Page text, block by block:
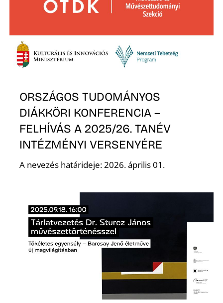
ORSZÁGOS TUDOMÁNYOS
DIÁKKÖRI KONFERENCIA –
FELHÍVÁS A 2025/26. TANÉV
INTÉZMÉNYI VERSENYÉRE
A nevezés határideje: 2026. április 01.